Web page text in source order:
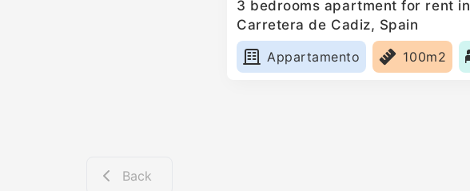
3 bedrooms apartment for rent in
Carretera de Cadiz, Spain
Appartamento
100m2
Back